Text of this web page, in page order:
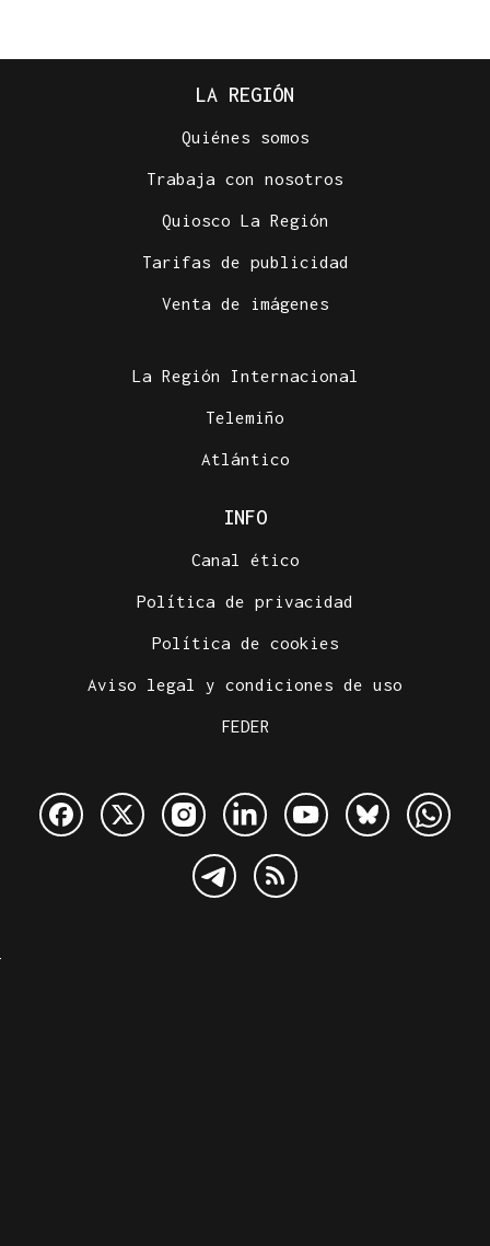
LA REGIÓN
Quiénes somos
Trabaja con nosotros
Quiosco La Región
Tarifas de publicidad
Venta de imágenes
La Región Internacional
Telemiño
Atlántico
INFO
Canal ético
Política de privacidad
Política de cookies
Aviso legal y condiciones de uso
FEDER